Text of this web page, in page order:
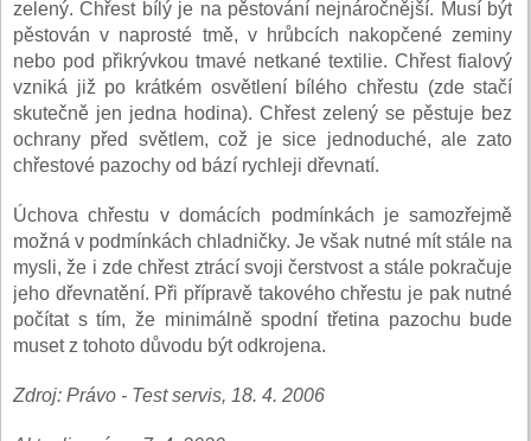
zelený. Chřest bílý je na pěstování nejnáročnější. Musí být
pěstován v naprosté tmě, v hrůbcích nakopčené zeminy
nebo pod přikrývkou tmavé netkané textilie. Chřest fialový
vzniká již po krátkém osvětlení bílého chřestu (zde stačí
skutečně jen jedna hodina). Chřest zelený se pěstuje bez
ochrany před světlem, což je sice jednoduché, ale zato
chřestové pazochy od bází rychleji dřevnatí.
Úchova chřestu v domácích podmínkách je samozřejmě
možná v podmínkách chladničky. Je však nutné mít stále na
mysli, že i zde chřest ztrácí svoji čerstvost a stále pokračuje
jeho dřevnatění. Při přípravě takového chřestu je pak nutné
počítat s tím, že minimálně spodní třetina pazochu bude
muset z tohoto důvodu být odkrojena.
Zdroj: Právo - Test servis, 18. 4. 2006